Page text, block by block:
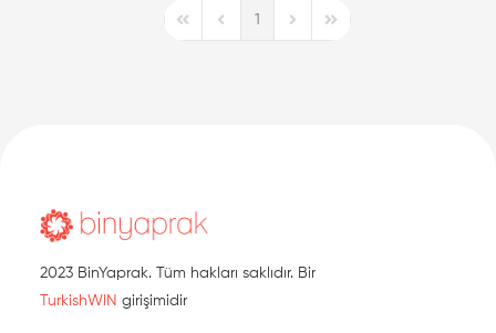
First PagePrevious Page
1
Next PageLast Page
2023 BinYaprak. Tüm hakları saklıdır. Bir
TurkishWIN girişimidir